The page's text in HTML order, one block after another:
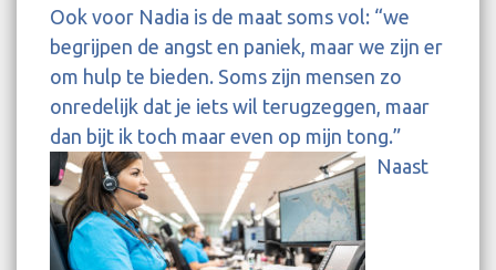
Ook voor Nadia is de maat soms vol: “we
begrijpen de angst en paniek, maar we zijn er
om hulp te bieden. Soms zijn mensen zo
onredelijk dat je iets wil terugzeggen, maar
dan bijt ik toch maar even op mijn tong.”
Naast